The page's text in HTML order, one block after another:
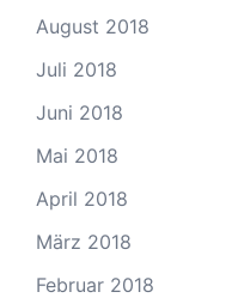
August 2018
Juli 2018
Juni 2018
Mai 2018
April 2018
März 2018
Februar 2018